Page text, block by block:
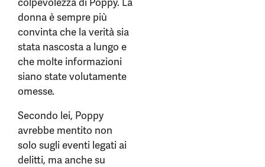
donna è sempre più
convinta che la verità sia
stata nascosta a lungo e
che molte informazioni
siano state volutamente
omesse.
Secondo lei, Poppy
avrebbe mentito non
solo sugli eventi legati ai
delitti, ma anche su